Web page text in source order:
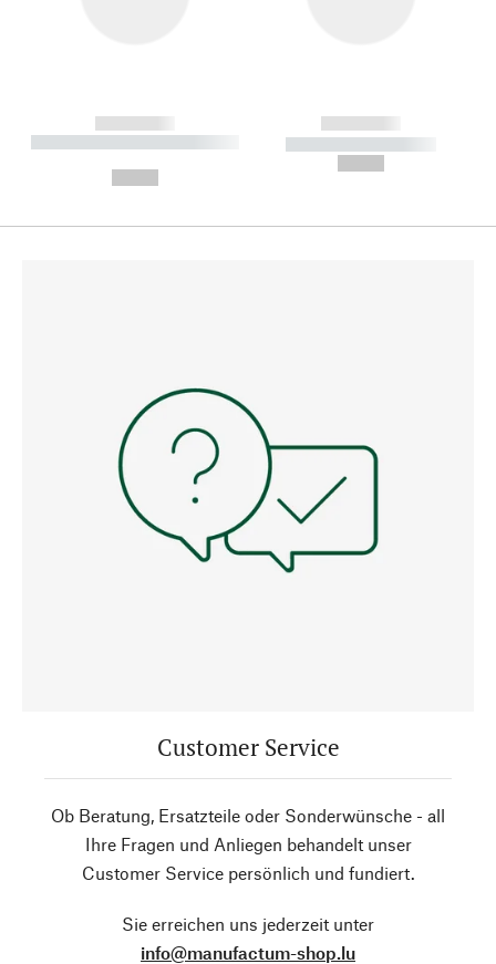
------------
----------- ----------- --------
------------
----------- -----------
Customer Service
Ob Beratung, Ersatzteile oder Sonderwünsche - all
Ihre Fragen und Anliegen behandelt unser
Customer Service persönlich und fundiert.
Sie erreichen uns jederzeit unter
info@manufactum-shop.lu